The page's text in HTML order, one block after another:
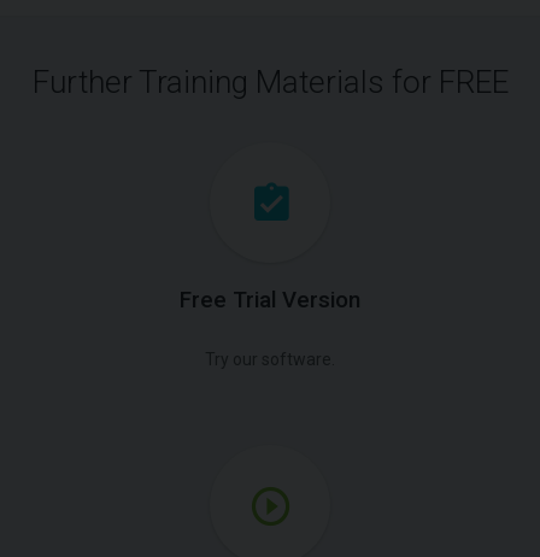
Further Training Materials for FREE
Free Trial Version